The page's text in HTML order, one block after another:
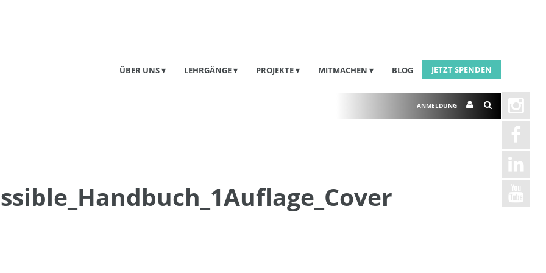
ÜBER UNS
LEHRGÄNGE PROJEKTE MITMACHEN BLOG JETZT SPENDEN
ANMELDUNG